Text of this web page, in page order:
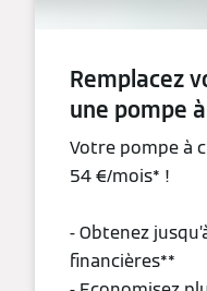
Remplacez
une pompe
Votre pompe à
54 €/mois* !
- Obtenez
financières**